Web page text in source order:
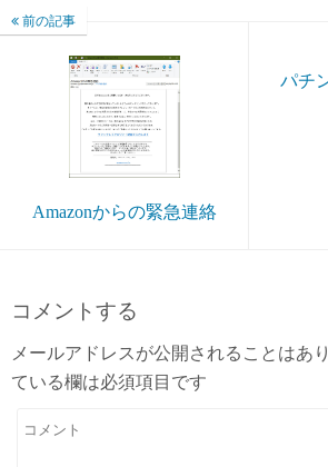
前の記事
Amazonからの緊急連絡
パチ
コメントする
メールアドレスが公開されることはあ
ている欄は必須項目です